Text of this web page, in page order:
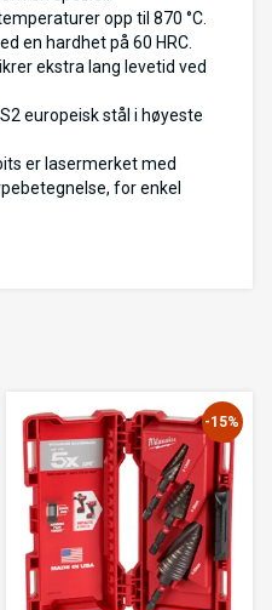
opp til 870 °C.
en hardhet på 60 HRC.
ekstra lang levetid ved
europeisk stål i høyeste
er lasermerket med
for enkel
-15%